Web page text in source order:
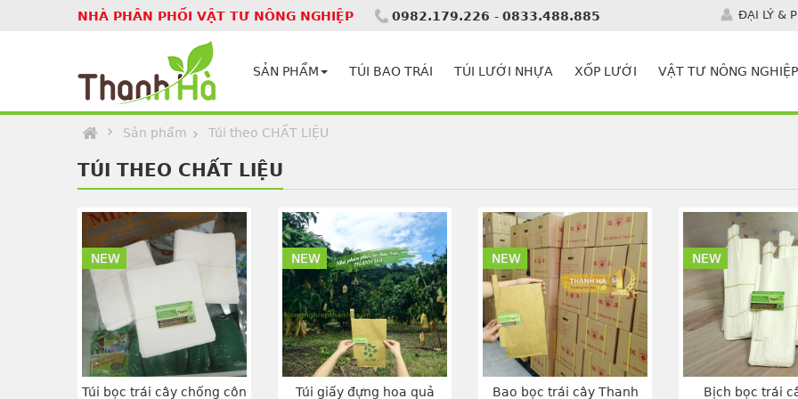
NHÀ PHÂN PHỐI VẬT TƯ NÔNG NGHIỆP 0982.179.226 - 0833.488.885 ĐẠI LÝ &
SẢN PHẨM TÚI BAO TRÁI TÚI LƯỚI NHỰA XỐP LƯỚI VẬT TƯ NÔNG NGHIỆP
Sản phẩm Túi theo CHẤT LIỆU
TÚI THEO CHẤT LIỆU
Túi bọc trái cây chống côn
NEW
Túi giấy đựng hoa quả
NEW
Bao bọc trái cây Thanh
NEW
Bịch bọc trái
NEW